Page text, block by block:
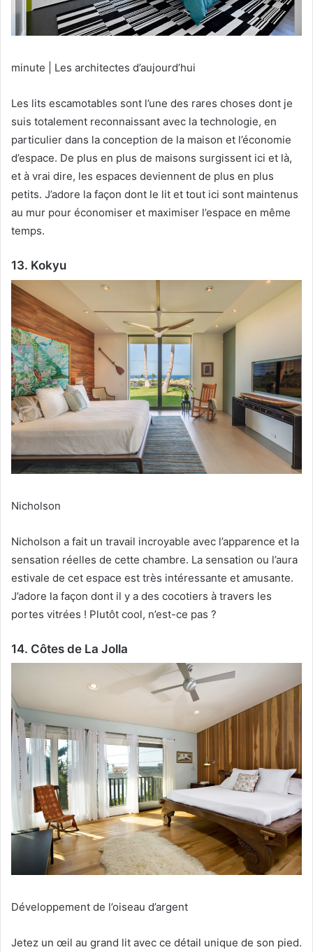
minute | Les architectes d’aujourd’hui
Les lits escamotables sont l’une des rares choses dont je
suis totalement reconnaissant avec la technologie, en
particulier dans la conception de la maison et l’économie
d’espace. De plus en plus de maisons surgissent ici et là,
et à vrai dire, les espaces deviennent de plus en plus
petits. J’adore la façon dont le lit et tout ici sont maintenus
au mur pour économiser et maximiser l’espace en même
temps.
13. Kokyu
Nicholson
Nicholson a fait un travail incroyable avec l’apparence et la
sensation réelles de cette chambre. La sensation ou l’aura
estivale de cet espace est très intéressante et amusante.
J’adore la façon dont il y a des cocotiers à travers les
portes vitrées ! Plutôt cool, n’est-ce pas ?
14. Côtes de La Jolla
Développement de l’oiseau d’argent
Jetez un œil au grand lit avec ce détail unique de son pied.